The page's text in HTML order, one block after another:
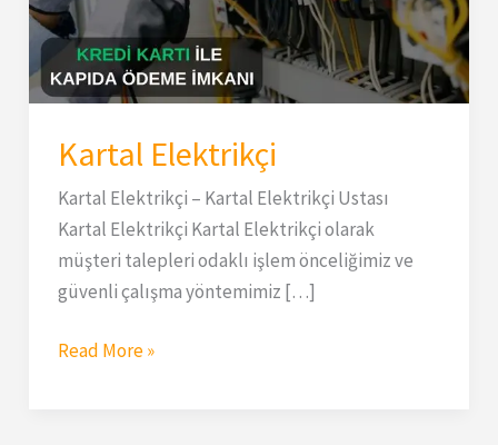
Kartal Elektrikçi
Kartal Elektrikçi – Kartal Elektrikçi Ustası
Kartal Elektrikçi Kartal Elektrikçi olarak
müşteri talepleri odaklı işlem önceliğimiz ve
güvenli çalışma yöntemimiz […]
Read More »